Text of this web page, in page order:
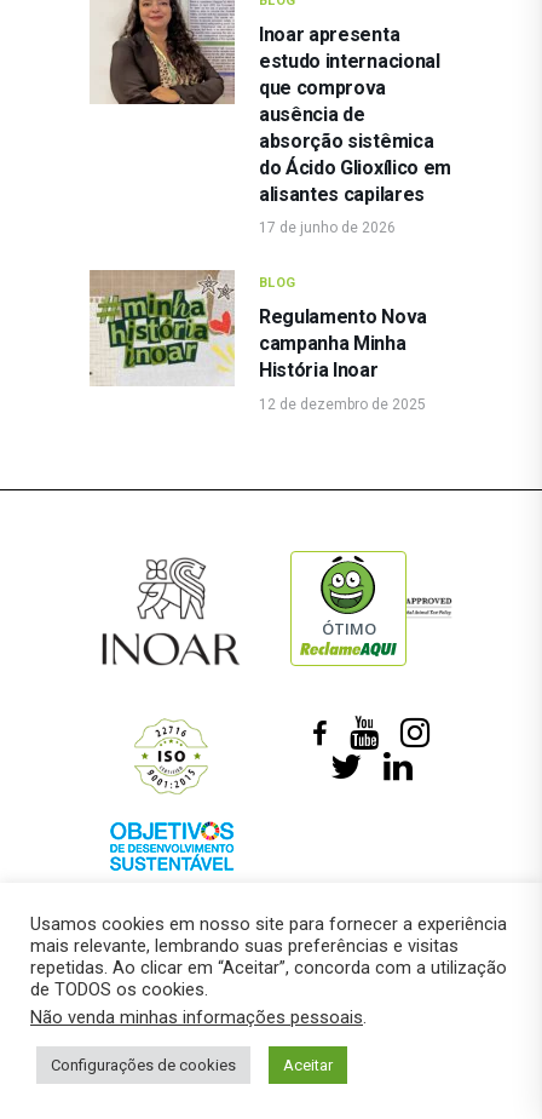
Inoar apresenta
estudo internacional
que comprova
ausência de
absorção sistêmica
do Ácido Glioxílico em
alisantes capilares
17 de junho de 2026
BLOG
Regulamento Nova
campanha Minha
História Inoar
12 de dezembro de 2025
ÓTIMO
© 2018 –Marcelo Roberto Pressi
Política de privacidade
Usamos cookies em nosso site para fornecer a experiência
mais relevante, lembrando suas preferências e visitas
repetidas. Ao clicar em “Aceitar”, concorda com a utilização
de TODOS os cookies.
Não venda minhas informações pessoais.
Configurações de cookies Aceitar